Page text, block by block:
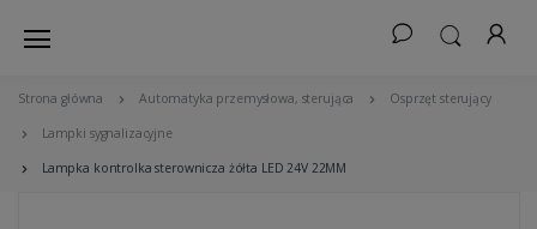
Strona główna Automatyka przemysłowa, sterująca Osprzęt sterujący
Lampki sygnalizacyjne
Lampka kontrolka sterownicza żółta LED 24V 22MM